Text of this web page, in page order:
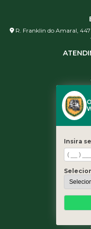
R. Franklin do Amaral,
Insira